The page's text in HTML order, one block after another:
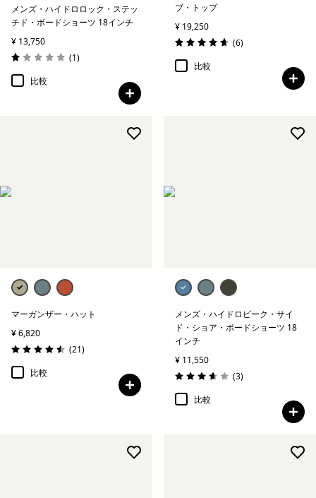
メンズ・ハイドロロック・ステッ
チド・ボードショーツ 18インチ
¥ 13,750
評価: 1.0 / 5
(1レビュー
)
比較
ブ・トップ
¥ 19,250
評価: 4.7 / 5
(6レビュー
)
比較
マーガンザー・ハット
¥ 6,820
評価: 4.5 / 5
(21レビュー
)
比較
メンズ・ハイドロピーク・サイ
ド・ショア・ボードショーツ 18
インチ
¥ 11,550
評価: 3.7 / 5
(3レビュー
)
比較